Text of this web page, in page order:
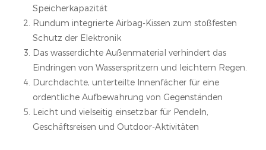
Speicherkapazität
Rundum integrierte Airbag-Kissen zum stoßfesten
Schutz der Elektronik
Das wasserdichte Außenmaterial verhindert das
Eindringen von Wasserspritzern und leichtem Regen.
Durchdachte, unterteilte Innenfächer für eine
ordentliche Aufbewahrung von Gegenständen
Leicht und vielseitig einsetzbar für Pendeln,
Geschäftsreisen und Outdoor-Aktivitäten